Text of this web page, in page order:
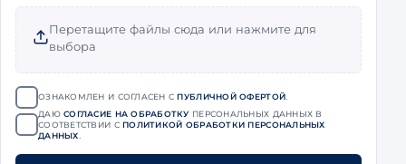
Перетащите файлы сюда или нажмите для
выбора
ОЗНАКОМЛЕН И СОГЛАСЕН СПУБЛИЧНОЙ ОФЕРТОЙ.
ДАЮСОГЛАСИЕ НА ОБРАБОТКУ ПЕРСОНАЛЬНЫХ ДАННЫХ В
СООТВЕТСТВИИ СПОЛИТИКОЙ ОБРАБОТКИ ПЕРСОНАЛЬНЫХ
ДАННЫХ